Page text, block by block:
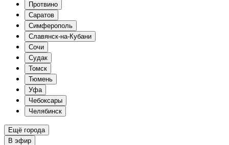
Протвино
Саратов
Симферополь
Славянск-на-Кубани
Сочи
Судак
Томск
Тюмень
Уфа
Чебоксары
Челябинск
Ещё города
В эфир